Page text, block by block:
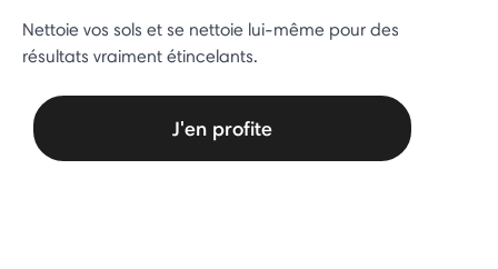
Nettoie vos sols et se nettoie lui-même pour des
résultats vraiment étincelants.
J'en profite